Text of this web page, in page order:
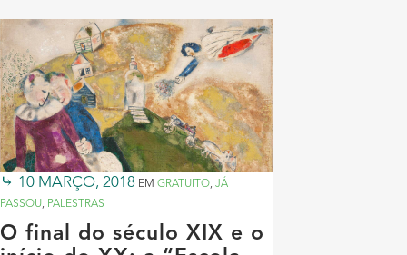
10 MARÇO, 2018 EM GRATUITO, JÁ
PASSOU, PALESTRAS
O final do século XIX e o